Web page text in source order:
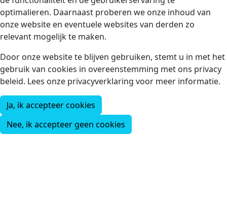
optimalieren. Daarnaast proberen we onze inhoud van
onze website en eventuele websites van derden zo
relevant mogelijk te maken.
Door onze website te blijven gebruiken, stemt u in met het
gebruik van cookies in overeenstemming met ons privacy
beleid. Lees onze privacyverklaring voor meer informatie.
Ja, ik accepteer cookies
Nee, ik accepteer geen cookies